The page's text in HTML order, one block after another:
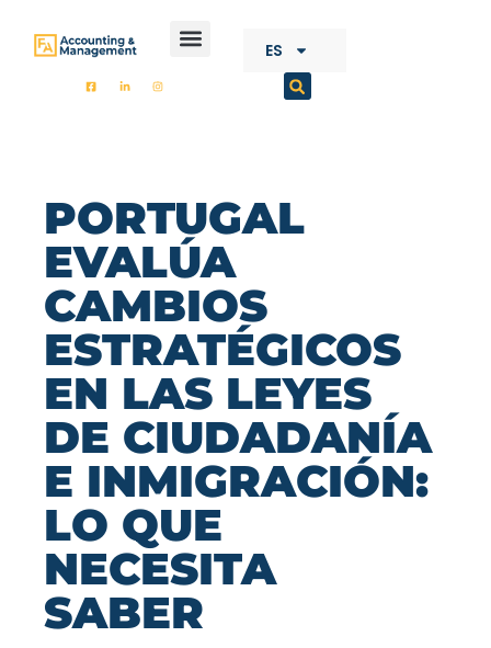
ES
PORTUGAL
EVALÚA
CAMBIOS
ESTRATÉGICOS
EN LAS LEYES
DE CIUDADANÍA
E INMIGRACIÓN:
LO QUE
NECESITA
SABER